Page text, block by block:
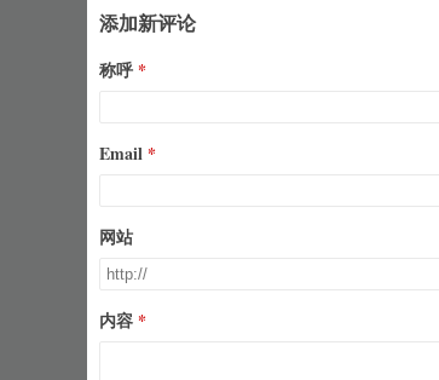
添加新评论
称呼
Email
网站
内容